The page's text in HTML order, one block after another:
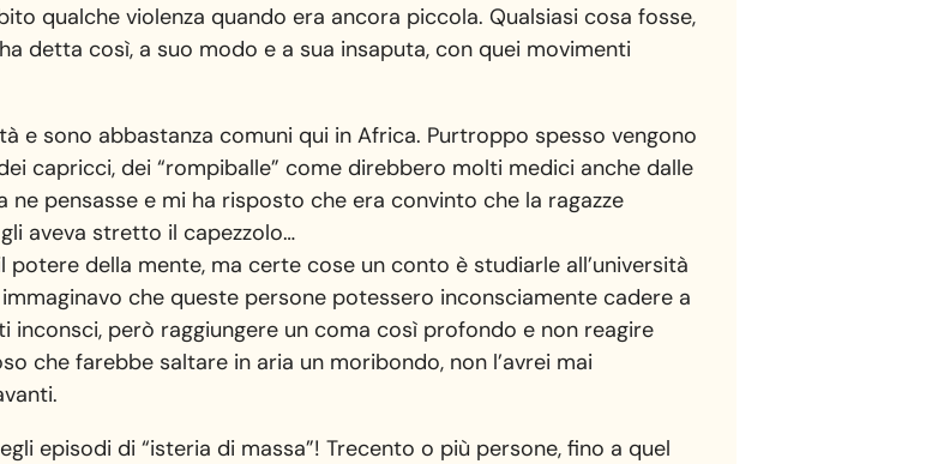
qualche violenza quando era ancora piccola. Qualsiasi cosa fosse,
detta così, a suo modo e a sua insaputa, con quei movimenti
e sono abbastanza comuni qui in Africa. Purtroppo spesso vengono
capricci, dei “rompiballe” come direbbero molti medici anche dalle
pensasse e mi ha risposto che era convinto che la ragazze
aveva stretto il capezzolo…
della mente, ma certe cose un conto è studiarle all’università
che queste persone potessero inconsciamente cadere a
però raggiungere un coma così profondo e non reagire
che farebbe saltare in aria un moribondo, non l’avrei mai
episodi di “isteria di massa”! Trecento o più persone, fino a quel